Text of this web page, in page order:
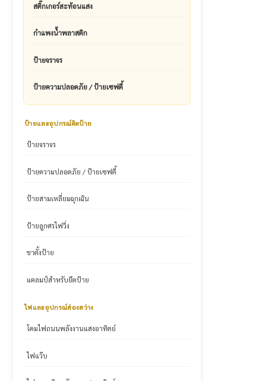
สติ๊กเกอร์สะท้อนแสง
กำแพงน้ำพลาสติก
ป้ายจราจร
ป้ายความปลอดภัย / ป้ายเซฟตี้
ป้ายและอุปกรณ์ติดป้าย
ป้ายจราจร
ป้ายความปลอดภัย / ป้ายเซฟตี้
ป้ายสามเหลี่ยมฉุกเฉิน
ป้ายลูกศรไฟวิ่ง
ขาตั้งป้าย
แคลมป์สำหรับยึดป้าย
ไฟและอุปกรณ์ส่องสว่าง
โคมไฟถนนพลังงานแสงอาทิตย์
ไฟแว๊บ